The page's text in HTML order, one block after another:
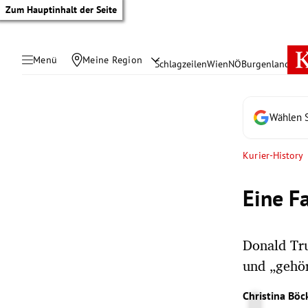
Zum Hauptinhalt der Seite
Menü Meine Region SchlagzeilenWienNÖBurgenland
Wählen
Kurier-History
Eine
Donald
und
Christina